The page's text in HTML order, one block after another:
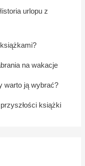
urlopu z
na wakacje
warto ją wybrać?
książki